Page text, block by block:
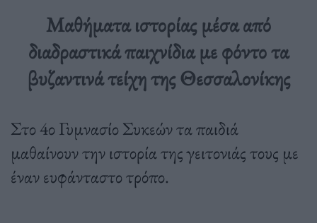
Μαθήματα ιστορίας μέσα από
διαδραστικά παιχνίδια με φόντο τα
βυζαντινά τείχη της Θεσσαλονίκης
Στο 4ο Γυμνασίο Συκεών τα παιδιά
μαθαίνουν την ιστορία της γειτονιάς τους με
έναν ευφάνταστο τρόπο.